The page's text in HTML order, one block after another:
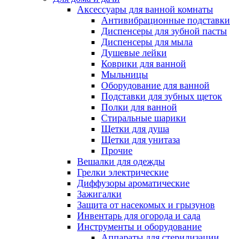
Аксессуары для ванной комнаты
Антивибрационные подставки
Диспенсеры для зубной пасты
Диспенсеры для мыла
Душевые лейки
Коврики для ванной
Мыльницы
Оборудование для ванной
Подставки для зубных щеток
Полки для ванной
Стиральные шарики
Щетки для душа
Щетки для унитаза
Прочие
Вешалки для одежды
Грелки электрические
Диффузоры ароматические
Зажигалки
Защита от насекомых и грызунов
Инвентарь для огорода и сада
Инструменты и оборудование